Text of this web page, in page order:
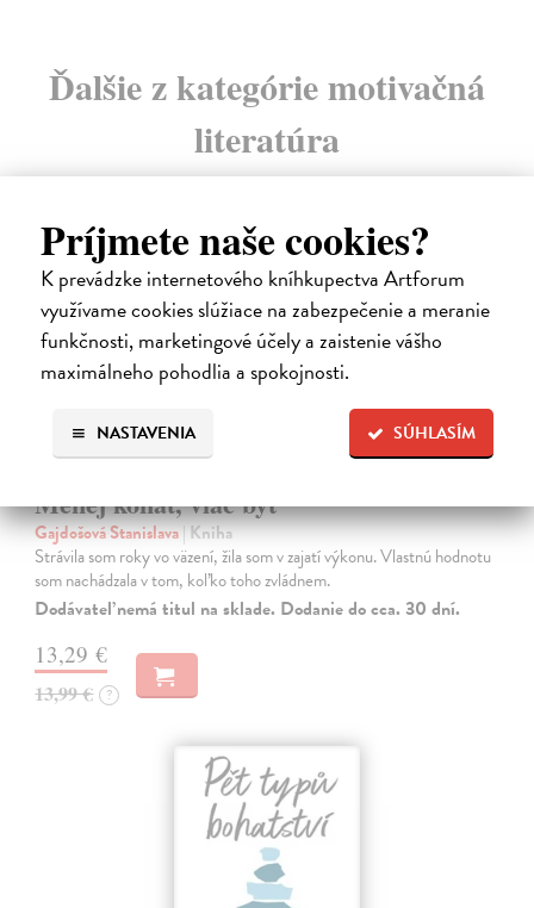
Príjmete naše cookies?
K prevádzke internetového kníhkupectva Artforum
využívame cookies slúžiace na zabezpečenie a meranie
funkčnosti, marketingové účely a zaistenie vášho
maximálneho pohodlia a spokojnosti.
SÚHLASÍM
NASTAVENIA
Ďalšie z kategórie motivačná
literatúra
Menej konať, viac byť
Gajdošová Stanislava| Kniha
Strávila som roky vo väzení, žila som v zajatí výkonu. Vlastnú hodnotu
som nachádzala v tom, koľko toho zvládnem.
Dodávateľ nemá titul na sklade. Dodanie do cca. 30 dní.
13,29 €
13,99 € ?